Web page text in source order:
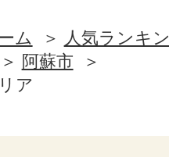
ム
人気ランキ
阿蘇市
ア